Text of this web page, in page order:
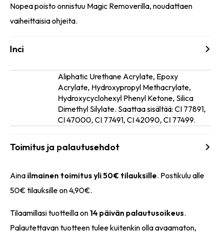
Nopea poisto onnistuu Magic Removerilla, noudattaen
vaiheittaisia ohjeita.
Inci
Aliphatic Urethane Acrylate, Epoxy
Acrylate, Hydroxypropyl Methacrylate,
Hydroxycyclohexyl Phenyl Ketone, Silica
Dimethyl Silylate. Saattaa sisältää: CI 77891,
CI 47000, CI 77491, CI 42090, CI 77499.
Toimitus ja palautusehdot
Aina ilmainen toimitus yli 50€ tilauksille. Postikulu alle
50€ tilauksille on 4,90€.
Tilaamillasi tuotteilla on 14 päivän palautusoikeus.
Palautettavan tuotteen tulee kuitenkin olla avaamaton,